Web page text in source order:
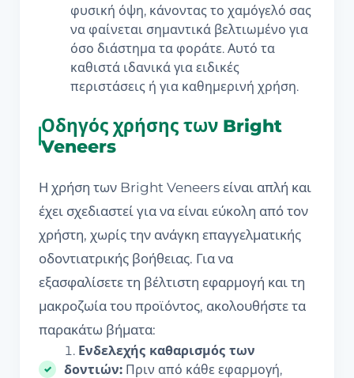
φυσική όψη, κάνοντας το χαμόγελό σας
να φαίνεται σημαντικά βελτιωμένο για
όσο διάστημα τα φοράτε. Αυτό τα
καθιστά ιδανικά για ειδικές
περιστάσεις ή για καθημερινή χρήση.
Οδηγός χρήσης των Bright
Veneers
Η χρήση των Bright Veneers είναι απλή και
έχει σχεδιαστεί για να είναι εύκολη από τον
χρήστη, χωρίς την ανάγκη επαγγελματικής
οδοντιατρικής βοήθειας. Για να
εξασφαλίσετε τη βέλτιστη εφαρμογή και τη
μακροζωία του προϊόντος, ακολουθήστε τα
παρακάτω βήματα:
Ενδελεχής καθαρισμός των
δοντιών: Πριν από κάθε εφαρμογή,